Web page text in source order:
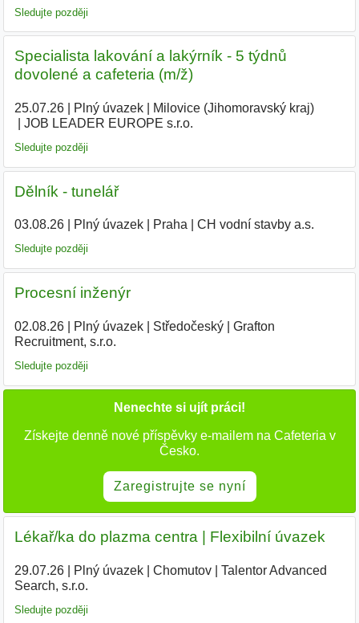
Sledujte později
Specialista lakování a lakýrník - 5 týdnů
dovolené a cafeteria (m/ž)
25.07.26| Plný úvazek| Milovice (Jihomoravský kraj)|
JOB LEADER EUROPE s.r.o.
Sledujte později
Dělník - tunelář
03.08.26| Plný úvazek| Praha CH vodní stavby a.s.
Sledujte později
Procesní inženýr
02.08.26| Plný úvazek| Středočeský|
Grafton
Recruitment, s.r.o.
Sledujte později
Nenechte si ujít práci!
Získejte denně nové příspěvky e-mailem na Cafeteria v
Česko.
Zaregistrujte se nyní
Lékař/ka do plazma centra | Flexibilní úvazek
29.07.26| Plný úvazek| Chomutov|
Talentor Advanced
Search, s.r.o.
Sledujte později